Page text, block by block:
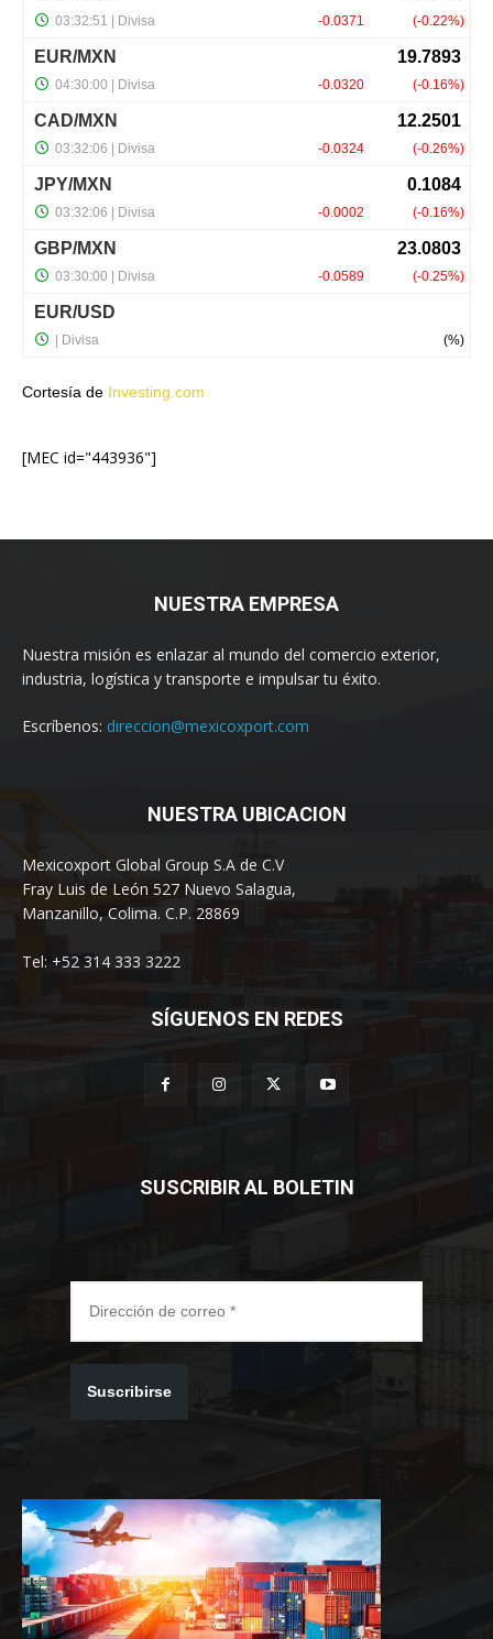
Cortesía de Investing.com
[MEC id="443936"]
NUESTRA EMPRESA
Nuestra misión es enlazar al mundo del comercio exterior,
industria, logística y transporte e impulsar tu éxito.
Escríbenos: direccion@mexicoxport.com
NUESTRA UBICACION
Mexicoxport Global Group S.A de C.V
Fray Luis de León 527 Nuevo Salagua,
Manzanillo, Colima. C.P. 28869
Tel: +52 314 333 3222
SÍGUENOS EN REDES
SUSCRIBIR AL BOLETIN
Suscribirse